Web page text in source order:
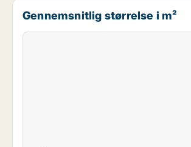
Gennemsnitlig størrelse i m²